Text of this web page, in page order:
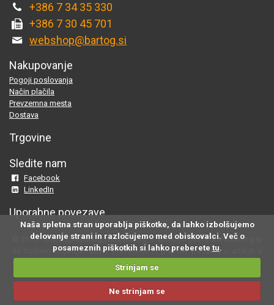
+386 7 34 35 330
+386 7 30 45 701
webshop@bartog.si
Nakupovanje
Pogoji poslovanja
Način plačila
Prevzemna mesta
Dostava
Trgovine
Sledite nam
Facebook
LinkedIn
Uporabne povezave
© 2015 - 2025 Spletna trgovina Bartog, v spletni trgovini www.bartog.si
se trudimo objavljati samo preverjene in pravilne podatke o artiklih v
ponudbi; če na naši strani odkrijete neresnične oziroma neustrezne
informacije, nam to prosimo sporočite na
izdelkov so simbolične. Cene že vsebujejo DDV.
Naša spletna stran uporablja piškotke, da lahko izbolšujemo
delovanje strani in razločujemo med obiskovalci. Več o
posameznih piškotkih si lahko preberete tu.
Strinjam se
Ne strinjam se